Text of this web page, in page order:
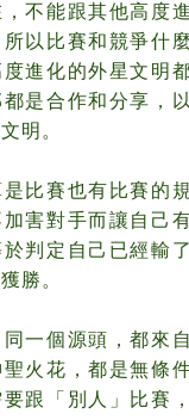
，不能跟其他高度
所以比賽和競爭什
進化的外星文 明
是合作和分享，
明。
比賽也有比賽的
加害對手而讓自己
判定自己已經輸
勝 。
一個源頭，都來
火花，都是無條
跟「別人」 比賽